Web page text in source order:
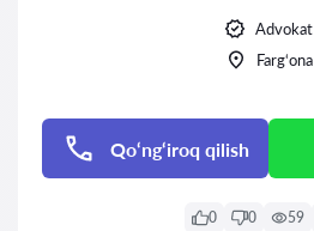
Advokat
Farg‘ona
Qo‘ng‘iroq qilish
0 0 59